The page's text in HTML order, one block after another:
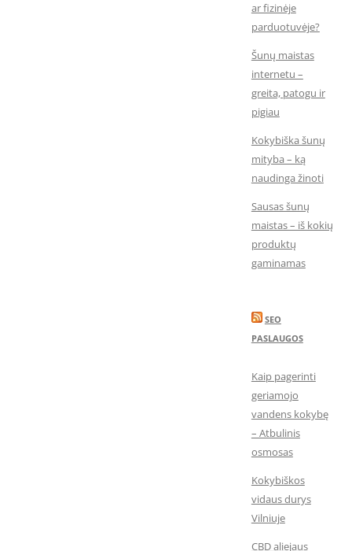
ar fizinėje
parduotuvėje?
Šunų maistas
internetu –
greita, patogu ir
pigiau
Kokybiška šunų
mityba – ką
naudinga žinoti
Sausas šunų
maistas – iš kokių
produktų
gaminamas
SEO
PASLAUGOS
Kaip pagerinti
geriamojo
vandens kokybę
– Atbulinis
osmosas
Kokybiškos
vidaus durys
Vilniuje
CBD aliejaus